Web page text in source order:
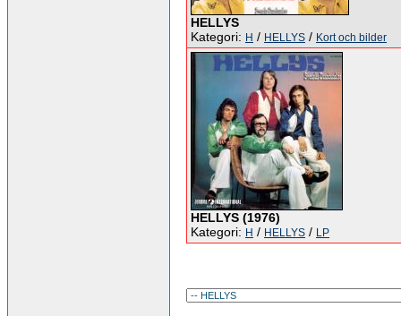
HELLYS
Kategori: H / HELLYS / Kort och bilder
HELLYS (1976)
Kategori: H / HELLYS / LP